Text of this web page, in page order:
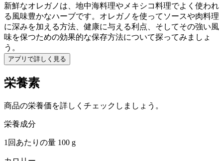
新鮮なオレガノは、地中海料理やメキシコ料理でよく使われ
る風味豊かなハーブです。オレガノを使ってソースや肉料理
に深みを加える方法、健康に与える利点、そしてその強い風
味を保つための効果的な保存方法について探ってみましょ
う。
アプリで詳しく見る
栄養素
商品の栄養価を詳しくチェックしましょう。
栄養成分
1回あたりの量 100 g